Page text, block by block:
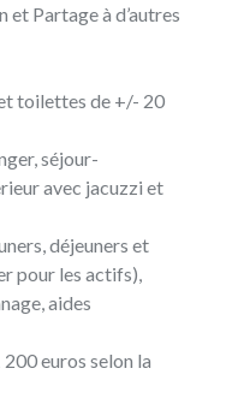
et Partage à d’autres
toilettes de +/- 20
séjour-
avec jacuzzi et
déjeuners et
pour les actifs),
aides
euros selon la